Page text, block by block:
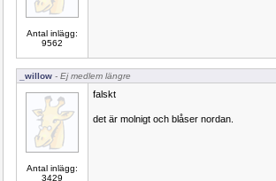
Antal inlägg:
9562
_willow - Ej medlem längre
Antal inlägg:
3429
falskt
det är molnigt och blåser nordan.